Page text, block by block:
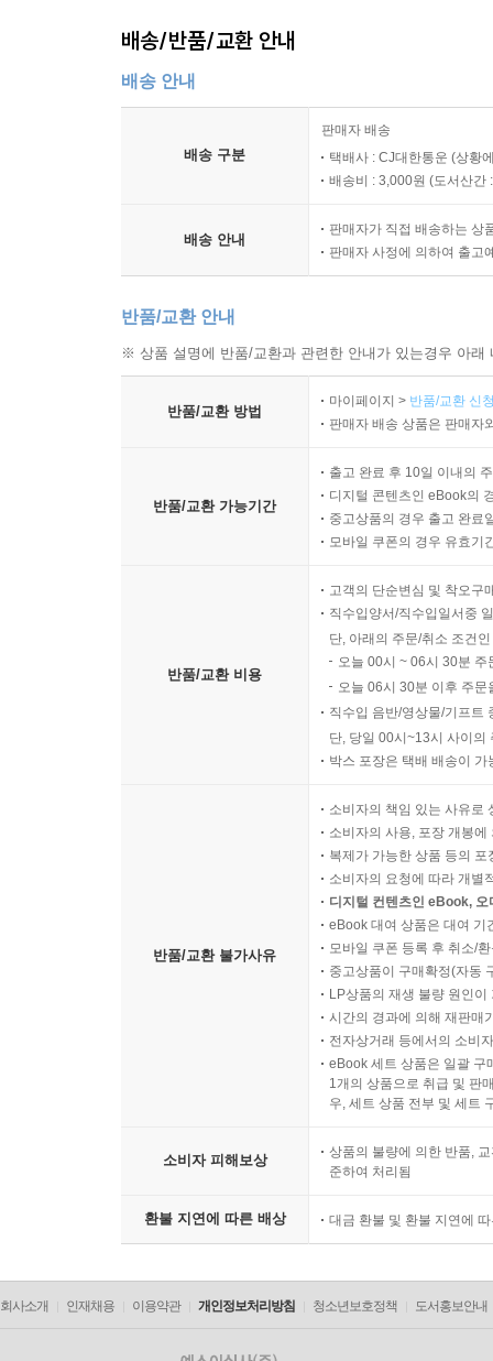
배송/반품/교환 안내
배송 안내
배송 구분
판매자 배송
택배사 : CJ대한통운 (상황
배송비 : 3,000원 (도서산간
배송 안내
판매자가 직접 배송하는 상
판매자 사정에 의하여 출고
반품/교환 안내
※ 상품 설명에 반품/교환과 관련한 안내가 있는경우 아
반품/교환 방법
마이페이지 > 반품/교환 신
판매자 배송 상품은 판매자
반품/교환 가능기간
출고 완료 후 10일 이내의
디지털 콘텐츠인 eBook의
중고상품의 경우 출고 완료
모바일 쿠폰의 경우 유효기
반품/교환 비용
고객의 단순변심 및 착오구
직수입양서/직수입일서중
단, 아래의 주문/취소 조건
오늘 00시 ~ 06시 30분
오늘 06시 30분 이후 주
직수입 음반/영상물/기프트
단, 당일 00시~13시 사이의
박스 포장은 택배 배송이
반품/교환 불가사유
소비자의 책임 있는 사유로
소비자의 사용, 포장 개봉
복제가 가능한 상품 등의
소비자의 요청에 따라 개별
디지털 컨텐츠인 eBook,
eBook 대여 상품은 대여 기
모바일 쿠폰 등록 후 취소/
중고상품이 구매확정(자동
LP상품의 재생 불량 원인
시간의 경과에 의해 재판매
전자상거래 등에서의 소비
eBook 세트 상품은 일괄 구
1개의 상품으로 취급 및 판
우, 세트 상품 전부 및 세트
소비자 피해보상
상품의 불량에 의한 반품,
준하여 처리됨
환불 지연에 따른 배상 대금 환불 및 환불 지연에
회사소개 인재채용 이용약관 개인정보처리방침 청소년보호정책 도서홍보안내